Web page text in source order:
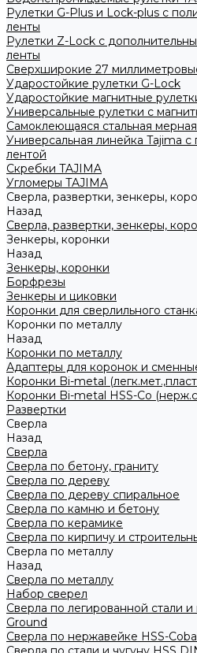
Рулетки G-Plus и Lock-plus с
ленты
Рулетки Z-Lock с
ленты
Сверхширокие 27
Ударостойкие рулетки G-Lock
Ударостойкие магнитные
Универсальные рулетки с
Самоклеющаяся стальная
Универсальная линейка Tajima с
лентой
Скребки TAJIMA
Угломеры TAJIMA
Сверла, развертки, зенкеры,
Назад
Сверла, развертки, зенкеры,
Зенкеры, коронки
Назад
Зенкеры, коронки
Борфрезы
Зенкеры и циковки
Коронки для сверлильного
Коронки по металлу
Назад
Коронки по металлу
Адаптеры для коронок и
Коронки Bi-metal
Коронки Bi-metal HSS-Co
Развертки
Сверла
Назад
Сверла
Сверла по бетону, граниту
Сверла по дереву
Сверла по дереву спиральное
Сверла по камню и бетону
Сверла по керамике
Сверла по кирпичу и
Сверла по металлу
Назад
Сверла по металлу
Набор сверел
Сверла по легированной стали
Ground
Сверла по нержавейке HSS-